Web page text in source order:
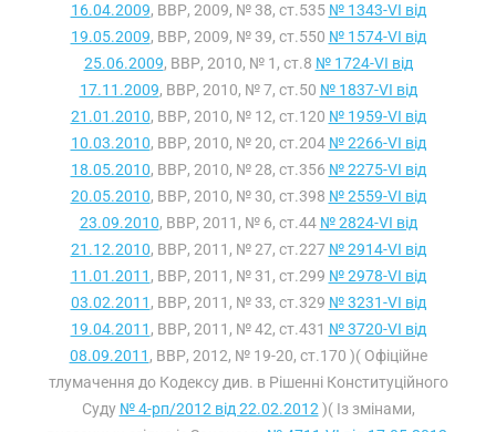
16.04.2009, ВВР, 2009, № 38, ст.535 № 1343-VI від
19.05.2009, ВВР, 2009, № 39, ст.550 № 1574-VI від
25.06.2009, ВВР, 2010, № 1, ст.8 № 1724-VI від
17.11.2009, ВВР, 2010, № 7, ст.50 № 1837-VI від
21.01.2010, ВВР, 2010, № 12, ст.120 № 1959-VI від
10.03.2010, ВВР, 2010, № 20, ст.204 № 2266-VI від
18.05.2010, ВВР, 2010, № 28, ст.356 № 2275-VI від
20.05.2010, ВВР, 2010, № 30, ст.398 № 2559-VI від
23.09.2010, ВВР, 2011, № 6, ст.44 № 2824-VI від
21.12.2010, ВВР, 2011, № 27, ст.227 № 2914-VI від
11.01.2011 , ВВР, 2011, № 31, ст.299 № 2978-VI від
03.02.2011 , ВВР, 2011, № 33, ст.329 № 3231-VI від
19.04.2011 , ВВР, 2011, № 42, ст.431 № 3720-VI від
08.09.2011 , ВВР, 2012, № 19-20, ст.170 )( Офіційне
тлумачення до Кодексу див. в Рішенні Конституційного
Суду № 4-рп/2012 від 22.02.2012 )( Із змінами,